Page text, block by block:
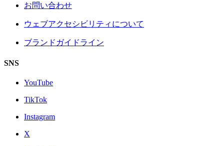
お問い合わせ
ウェブアクセシビリティについて
ブランドガイドライン
SNS
YouTube
TikTok
Instagram
X